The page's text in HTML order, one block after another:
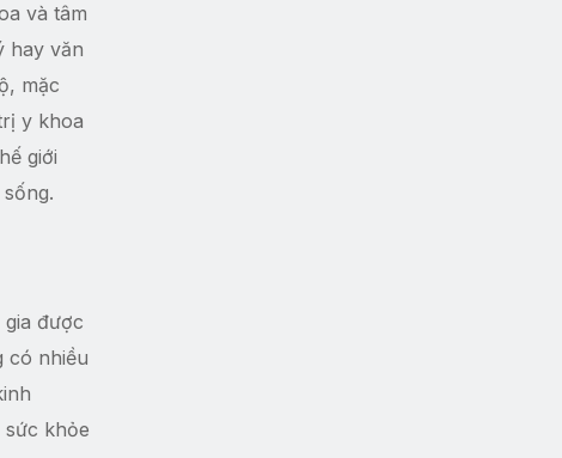
và tâm
hay văn
mặc
y khoa
giới
được
có nhiều
khỏe